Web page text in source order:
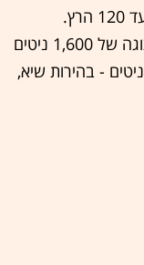
Quad HD+, עם קצב ריענון דינמי של עד 120 הרץ.
מבחינת בהירות מסך, המכשיר מציע תצוגה של 1,600 ניטים
בשימוש רגיל, שיכולה להגיע עד 4,500 ניטים - בהירות שיא,